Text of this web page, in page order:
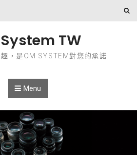
TW
，是OM SYSTEM對您的承諾
Menu